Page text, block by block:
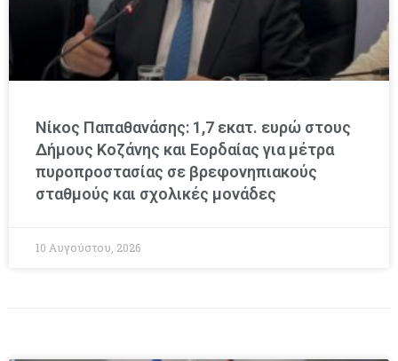
Νίκος Παπαθανάσης: 1,7 εκατ. ευρώ στους
Δήμους Κοζάνης και Εορδαίας για μέτρα
πυροπροστασίας σε βρεφονηπιακούς
σταθμούς και σχολικές μονάδες
10 Αυγούστου, 2026